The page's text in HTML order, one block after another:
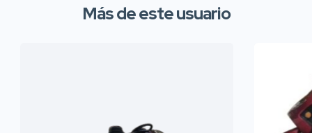
Más de este usuario